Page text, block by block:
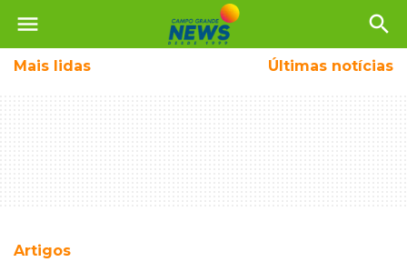
menu search
Mais lidas Últimas notícias
Artigos